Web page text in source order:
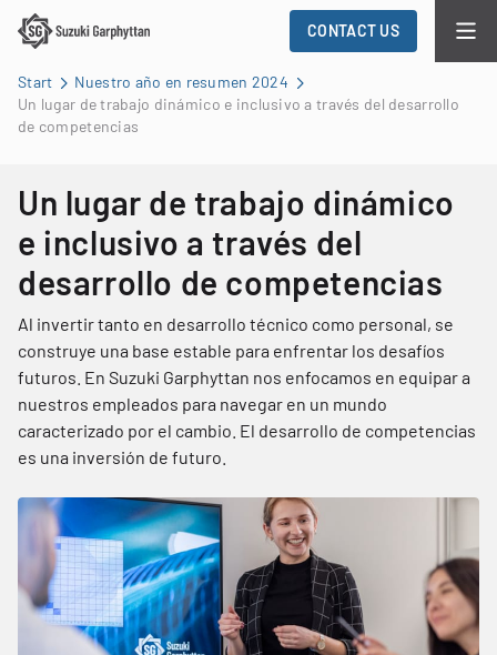
CONTACT US
Start
Nuestro año en resumen 2024
Un lugar de trabajo dinámico e inclusivo a través del desarrollo
de competencias
Un lugar de trabajo dinámico
e inclusivo a través del
desarrollo de competencias
Al invertir tanto en desarrollo técnico como personal, se
construye una base estable para enfrentar los desafíos
futuros. En Suzuki Garphyttan nos enfocamos en equipar a
nuestros empleados para navegar en un mundo
caracterizado por el cambio. El desarrollo de competencias
es una inversión de futuro.